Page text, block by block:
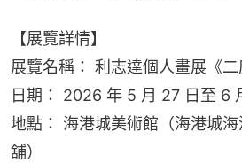
【展覽詳情】
展覽名稱： 利志達個人畫展《二
日期： 2026 年 5 月 27 日至 6
地點： 海港城美術館（海港城
舖）